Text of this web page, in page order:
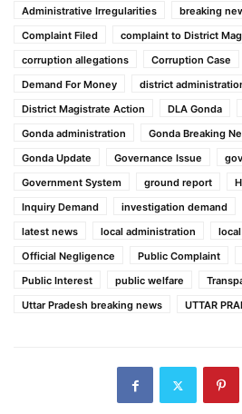
Administrative Irregularities
breaking
Complaint Filed
complaint to District
corruption allegations
Corruption Case
Demand For Money
district
District Magistrate Action
DLA Gonda
Gonda administration
Gonda Breaking
Gonda Update
Governance Issue
Government System
ground report
Inquiry Demand
investigation demand
latest news
local administration
Official Negligence
Public Complaint
Public Interest
public welfare
Uttar Pradesh breaking news
UTTAR